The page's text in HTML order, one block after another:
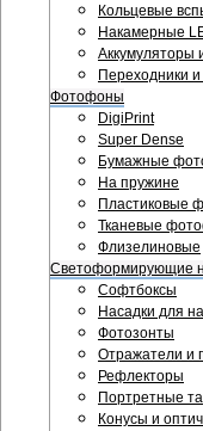
Кольцевые
Накамерные
Аккумуляторы
Переходники
Фотофоны
DigiPrint
Super Dense
Бумажные
На пружине
Пластиковые
Тканевые
Флизелиновые
Светоформирующие
Софтбоксы
Насадки для
Фотозонты
Отражатели и
Рефлекторы
Портретные
Конусы и